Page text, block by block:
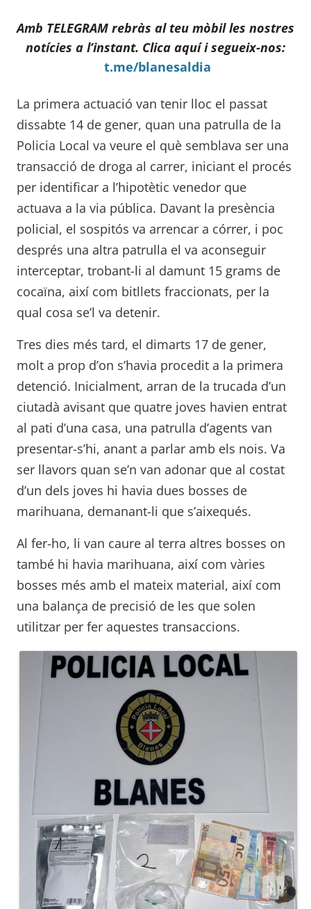
Amb TELEGRAM rebràs al teu mòbil les nostres
notícies a l’instant. Clica aquí i segueix-nos:
t.me/blanesaldia
La primera actuació van tenir lloc el passat
dissabte 14 de gener, quan una patrulla de la
Policia Local va veure el què semblava ser una
transacció de droga al carrer, iniciant el procés
per identificar a l’hipotètic venedor que
actuava a la via pública. Davant la presència
policial, el sospitós va arrencar a córrer, i poc
després una altra patrulla el va aconseguir
interceptar, trobant-li al damunt 15 grams de
cocaïna, així com bitllets fraccionats, per la
qual cosa se’l va detenir.
Tres dies més tard, el dimarts 17 de gener,
molt a prop d’on s’havia procedit a la primera
detenció. Inicialment, arran de la trucada d’un
ciutadà avisant que quatre joves havien entrat
al pati d’una casa, una patrulla d’agents van
presentar-s’hi, anant a parlar amb els nois. Va
ser llavors quan se’n van adonar que al costat
d’un dels joves hi havia dues bosses de
marihuana, demanant-li que s’aixequés.
Al fer-ho, li van caure al terra altres bosses on
també hi havia marihuana, així com vàries
bosses més amb el mateix material, així com
una balança de precisió de les que solen
utilitzar per fer aquestes transaccions.